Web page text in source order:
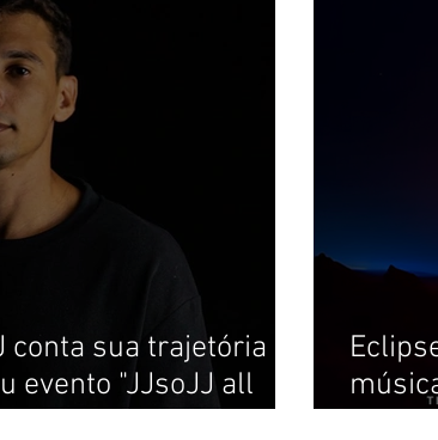
sua trajetória e
evento "JJsoJJ all